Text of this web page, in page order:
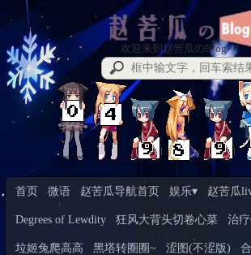
欢迎来到赵苦瓜のBlog~！
首页 微语 赵苦瓜导航首页 娱乐▾ 赵苦瓜
Degrees of Lewdity 狂风大背头切卷心菜 治
垃姬兔爬高高 黑塔转圈圈~ 涩图(不涩版)